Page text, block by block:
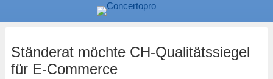
Ständerat möchte CH-Qualitätssiegel
für E-Commerce